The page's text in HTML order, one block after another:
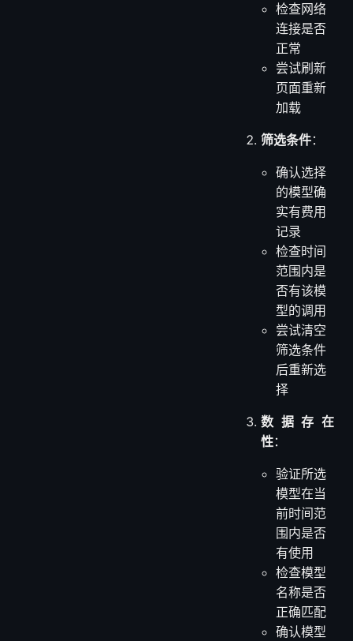
检查网络
连接是否
正常
尝试刷新
页面重新
加载
筛选条件：
确认选择
的模型确
实有费用
记录
检查时间
范围内是
否有该模
型的调用
尝试清空
筛选条件
后重新选
择
数据存在
性：
验证所选
模型在当
前时间范
围内是否
有使用
检查模型
名称是否
正确匹配
确认模型